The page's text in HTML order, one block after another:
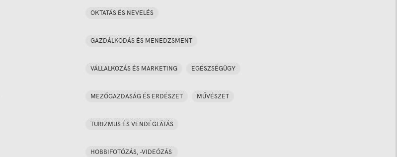
OKTATÁS ÉS NEVELÉS
GAZDÁLKODÁS ÉS MENEDZSMENT
VÁLLALKOZÁS ÉS MARKETING EGÉSZSÉGÜGY
MEZŐGAZDASÁG ÉS ERDÉSZET MŰVÉSZET
TURIZMUS ÉS VENDÉGLÁTÁS
HOBBIFOTÓZÁS, -VIDEÓZÁS